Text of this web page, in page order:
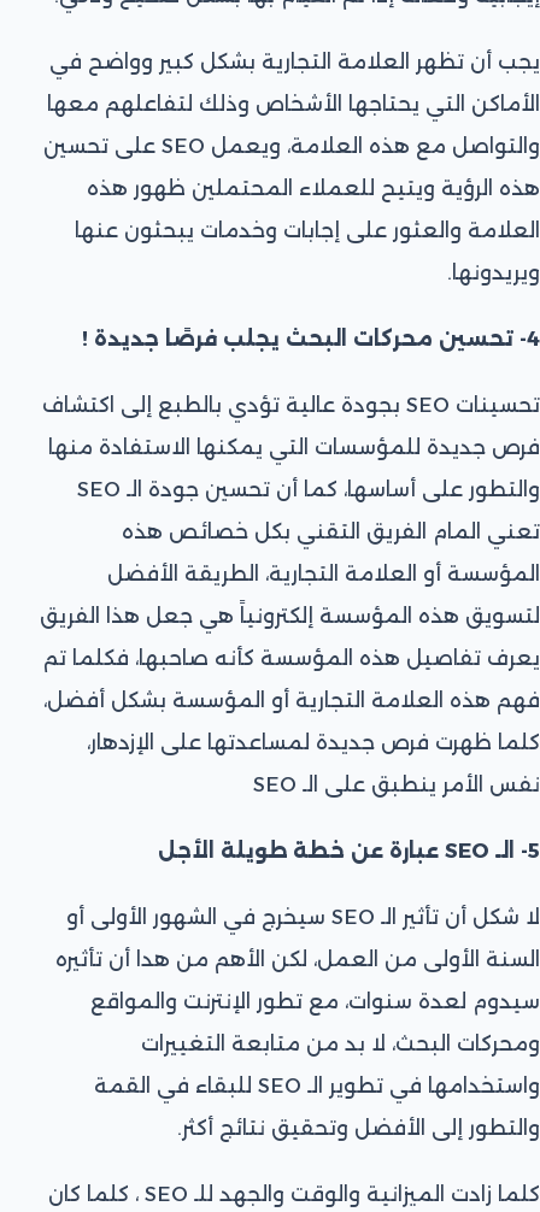
يجب أن تظهر العلامة التجارية بشكل كبير وواضح في
الأماكن التي يحتاجها الأشخاص وذلك لتفاعلهم معها
والتواصل مع هذه العلامة، ويعمل SEO على تحسين
هذه الرؤية ويتيح للعملاء المحتملين ظهور هذه
العلامة والعثور على إجابات وخدمات يبحثون عنها
ويريدونها.
4- تحسين محركات البحث يجلب فرصًا جديدة !
تحسينات SEO بجودة عالية تؤدي بالطبع إلى اكتشاف
فرص جديدة للمؤسسات التي يمكنها الاستفادة منها
والتطور على أساسها، كما أن تحسين جودة الـ SEO
تعني المام الفريق التقني بكل خصائص هذه
المؤسسة أو العلامة التجارية، الطريقة الأفضل
لتسويق هذه المؤسسة إلكترونياً هي جعل هذا الفريق
يعرف تفاصيل هذه المؤسسة كأنه صاحبها، فكلما تم
فهم هذه العلامة التجارية أو المؤسسة بشكل أفضل،
كلما ظهرت فرص جديدة لمساعدتها على الإزدهار،
نفس الأمر ينطبق على الـ SEO
5- الـ SEO عبارة عن خطة طويلة الأجل
لا شكل أن تأثير الـ SEO سيخرج في الشهور الأولى أو
السنة الأولى من العمل، لكن الأهم من هدا أن تأثيره
سيدوم لعدة سنوات، مع تطور الإنترنت والمواقع
ومحركات البحث، لا بد من متابعة التغييرات
واستخدامها في تطوير الـ SEO للبقاء في القمة
والتطور إلى الأفضل وتحقيق نتائج أكثر.
كلما زادت الميزانية والوقت والجهد للـ SEO ، كلما كان